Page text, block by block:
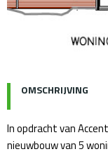
OMSCHRIJVING
In opdracht van
nieuwbouw van 5